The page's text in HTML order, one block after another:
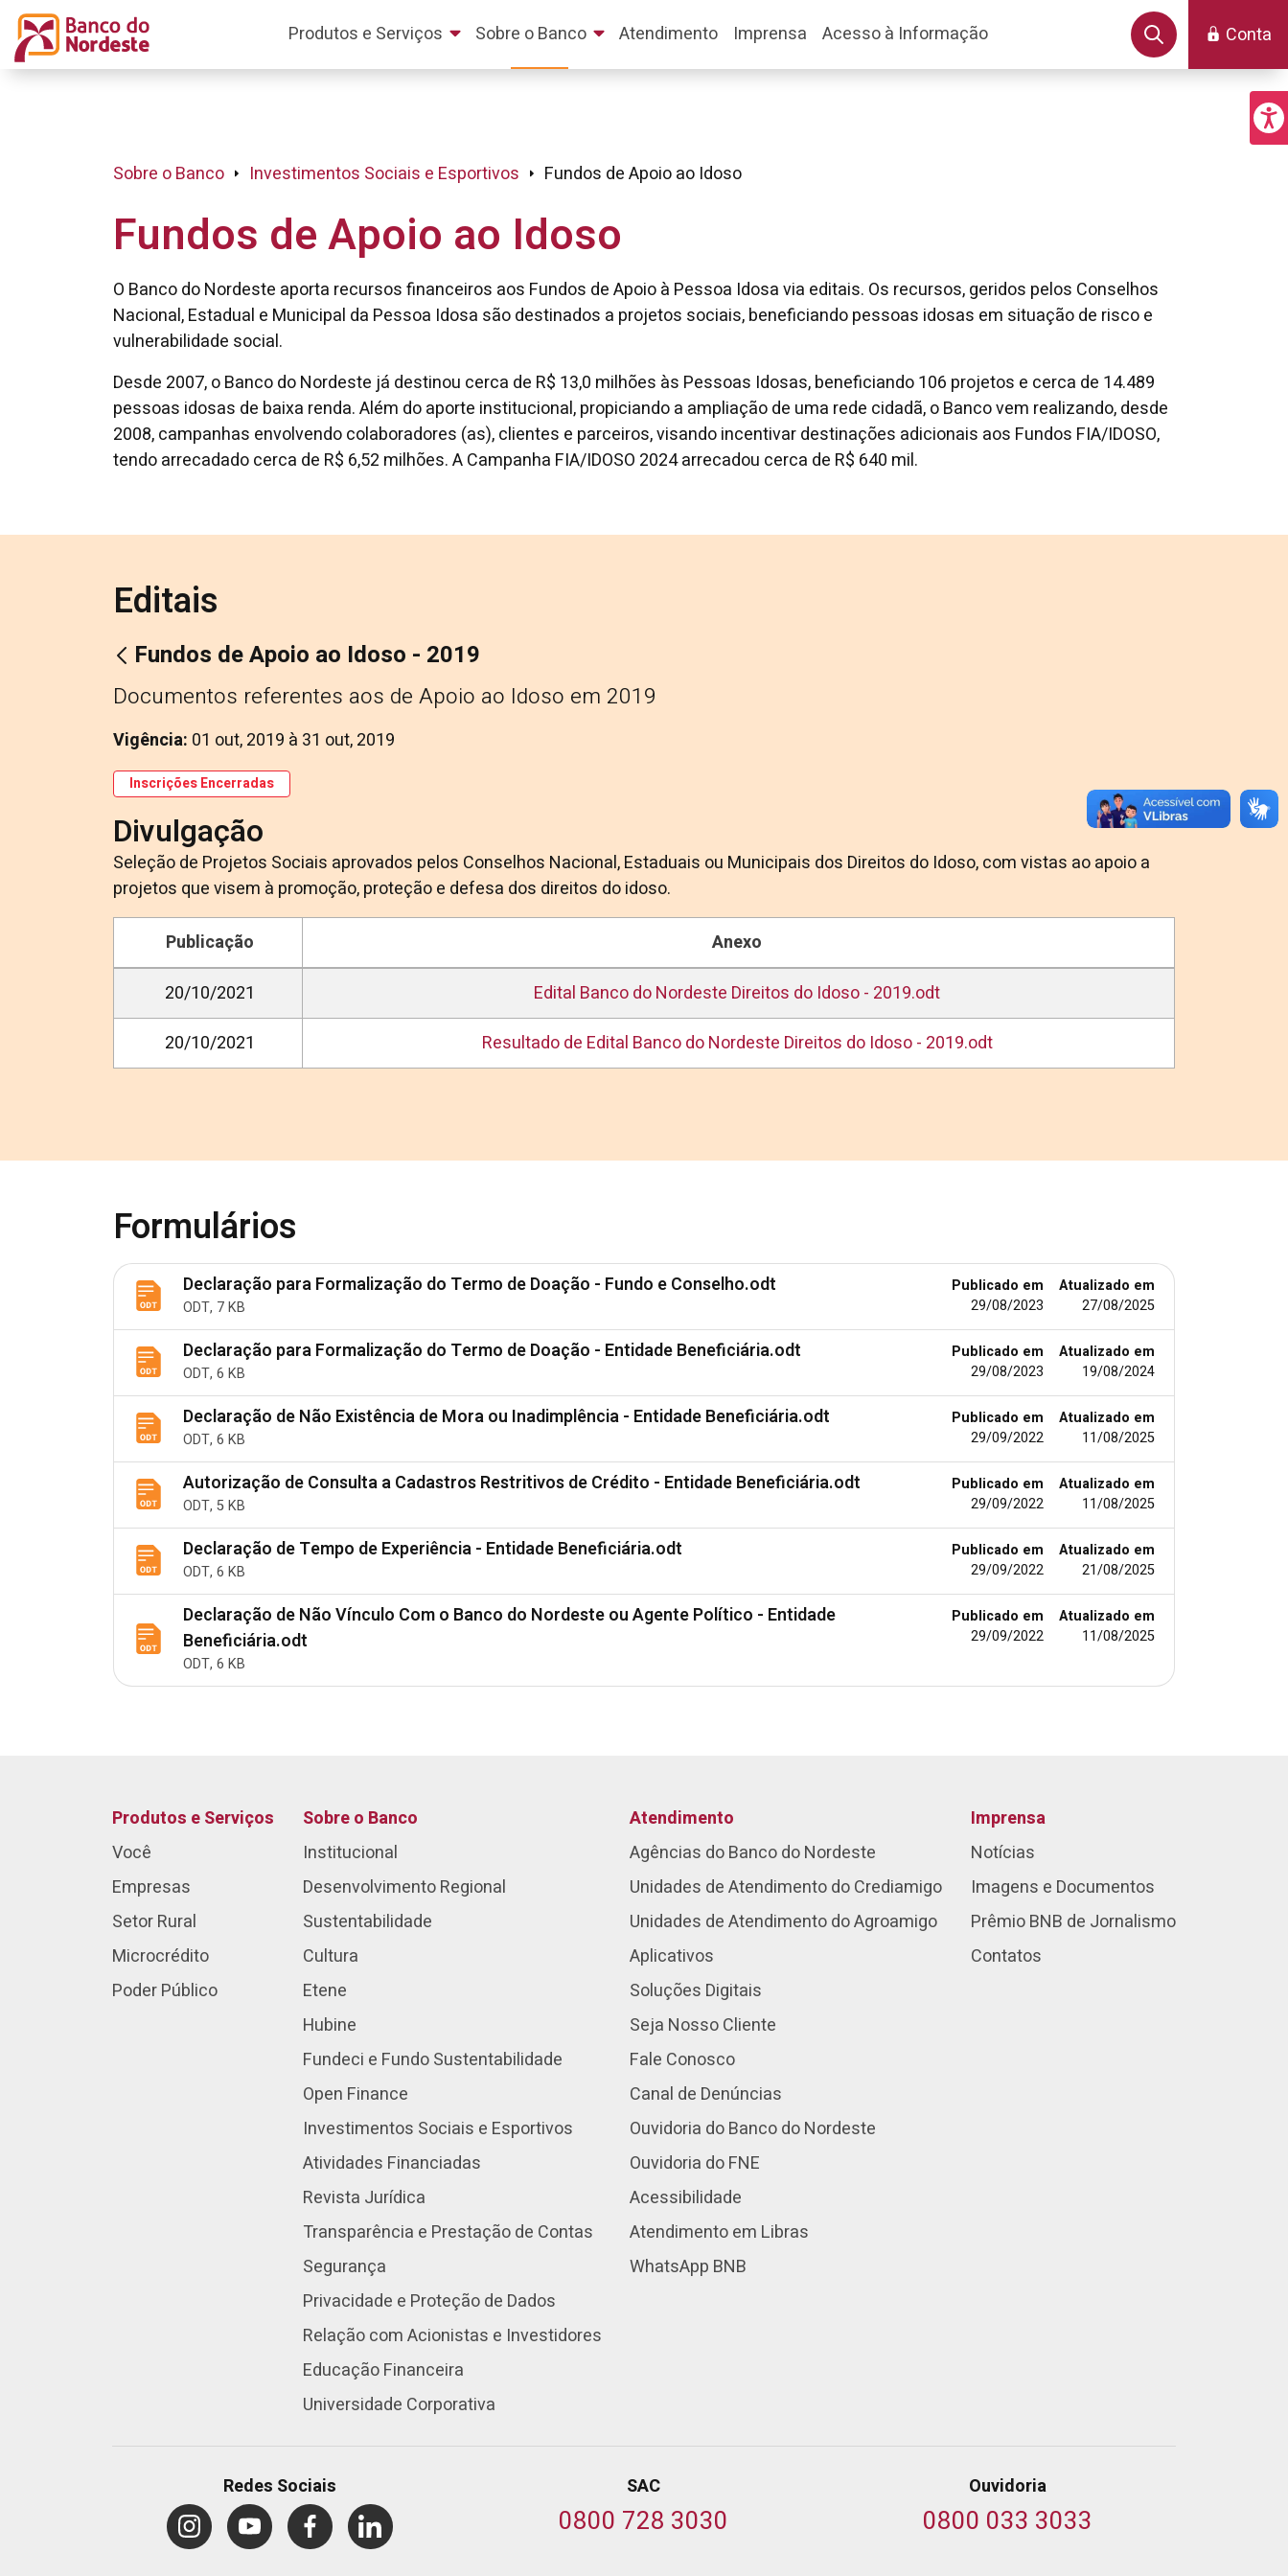
Conta
Produtos e Serviços Sobre o Banco Atendimento Imprensa Acesso à Informação
Sobre o Banco Investimentos Sociais e Esportivos Fundos de Apoio ao Idoso
Fundos de Apoio ao Idoso
O Banco do Nordeste aporta recursos financeiros aos Fundos de Apoio à Pessoa Idosa via editais. Os recursos, geridos pelos Conselhos
Nacional, Estadual e Municipal da Pessoa Idosa são destinados a projetos sociais, beneficiando pessoas idosas em situação de risco e
vulnerabilidade social.
Desde 2007, o Banco do Nordeste já destinou cerca de R$ 13,0 milhões às Pessoas Idosas, beneficiando 106 projetos e cerca de 14.489
pessoas idosas de baixa renda. Além do aporte institucional, propiciando a ampliação de uma rede cidadã, o Banco vem realizando, desde
2008, campanhas envolvendo colaboradores (as), clientes e parceiros, visando incentivar destinações adicionais aos Fundos FIA/IDOSO,
tendo arrecadado cerca de R$ 6,52 milhões. A Campanha FIA/IDOSO 2024 arrecadou cerca de R$ 640 mil.
Editais
Fundos de Apoio ao Idoso - 2019
Documentos referentes aos de Apoio ao Idoso em 2019
Vigência: 01 out, 2019 à 31 out, 2019
Inscrições Encerradas
Divulgação
Seleção de Projetos Sociais aprovados pelos Conselhos Nacional, Estaduais ou Municipais dos Direitos do Idoso, com vistas ao apoio a
projetos que visem à promoção, proteção e defesa dos direitos do idoso.
Publicação
Anexo
20/10/2021
Edital Banco do Nordeste Direitos do Idoso - 2019.odt
20/10/2021
Resultado de Edital Banco do Nordeste Direitos do Idoso - 2019.odt
Formulários
Declaração para Formalização do Termo de Doação - Fundo e Conselho.odt
ODT, 7 KB
Publicado em
29/08/2023
Atualizado em
27/08/2025
Declaração para Formalização do Termo de Doação - Entidade Beneficiária.odt
ODT, 6 KB
Publicado em
29/08/2023
Atualizado em
19/08/2024
Declaração de Não Existência de Mora ou Inadimplência - Entidade Beneficiária.odt
ODT, 6 KB
Publicado em
29/09/2022
Atualizado em
11/08/2025
Autorização de Consulta a Cadastros Restritivos de Crédito - Entidade Beneficiária.odt
ODT, 5 KB
Publicado em
29/09/2022
Atualizado em
11/08/2025
Declaração de Tempo de Experiência - Entidade Beneficiária.odt
ODT, 6 KB
Publicado em
29/09/2022
Atualizado em
21/08/2025
Declaração de Não Vínculo Com o Banco do Nordeste ou Agente Político - Entidade
Beneficiária.odt
ODT, 6 KB
Publicado em
29/09/2022
Atualizado em
11/08/2025
Produtos e Serviços
Você
Empresas
Setor Rural
Microcrédito
Poder Público
Sobre o Banco
Institucional
Desenvolvimento Regional
Sustentabilidade
Cultura
Etene
Hubine
Fundeci e Fundo Sustentabilidade
Open Finance
Investimentos Sociais e Esportivos
Atividades Financiadas
Revista Jurídica
Transparência e Prestação de Contas
Segurança
Privacidade e Proteção de Dados
Relação com Acionistas e Investidores
Educação Financeira
Universidade Corporativa
Atendimento
Agências do Banco do Nordeste
Unidades de Atendimento do Crediamigo
Unidades de Atendimento do Agroamigo
Aplicativos
Soluções Digitais
Seja Nosso Cliente
Fale Conosco
Canal de Denúncias
Ouvidoria do Banco do Nordeste
Ouvidoria do FNE
Acessibilidade
Atendimento em Libras
WhatsApp BNB
Imprensa
Notícias
Imagens e Documentos
Prêmio BNB de Jornalismo
Contatos
Redes Sociais SAC
0800 728 3030
Ouvidoria
0800 033 3033